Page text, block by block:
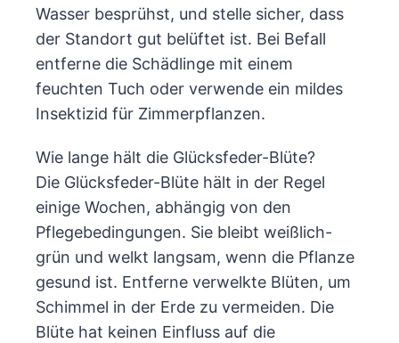
Wasser besprühst, und stelle sicher, dass
der Standort gut belüftet ist. Bei Befall
entferne die Schädlinge mit einem
feuchten Tuch oder verwende ein mildes
Insektizid für Zimmerpflanzen.
Wie lange hält die Glücksfeder-Blüte?
Die Glücksfeder-Blüte hält in der Regel
einige Wochen, abhängig von den
Pflegebedingungen. Sie bleibt weißlich-
grün und welkt langsam, wenn die Pflanze
gesund ist. Entferne verwelkte Blüten, um
Schimmel in der Erde zu vermeiden. Die
Blüte hat keinen Einfluss auf die